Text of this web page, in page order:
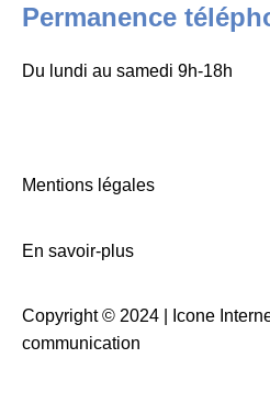
Permanence
Du lundi au samedi 9h-18h
Mentions légales
En savoir-plus
Copyright © 2024 |
Icone
communication